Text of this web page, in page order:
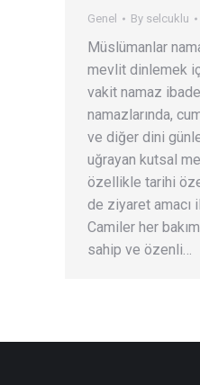
Genel By selcuklu
Müslümanlar
mevlit dinlemek
vakit namaz
namazlarında,
ve diğer dini
uğrayan kutsal
özellikle tarihi
de ziyaret amacı
Camiler her
sahip ve özenli…